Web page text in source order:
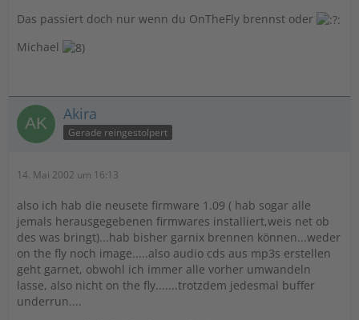
Das passiert doch nur wenn du OnTheFly brennst oder
Michael
Akira
Gerade reingestolpert
14. Mai 2002 um 16:13
also ich hab die neusete firmware 1.09 ( hab sogar alle
jemals herausgegebenen firmwares installiert,weis net ob
des was bringt)...hab bisher garnix brennen können...weder
on the fly noch image.....also audio cds aus mp3s erstellen
geht garnet, obwohl ich immer alle vorher umwandeln
lasse, also nicht on the fly.......trotzdem jedesmal buffer
underrun....